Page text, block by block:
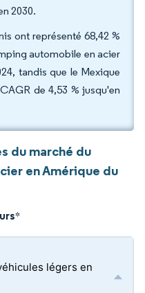
2030.
ont représenté 68,42 %
automobile en acier
tandis que le Mexique
de 4,53 % jusqu'en
du marché du
en Amérique du
*
légers en